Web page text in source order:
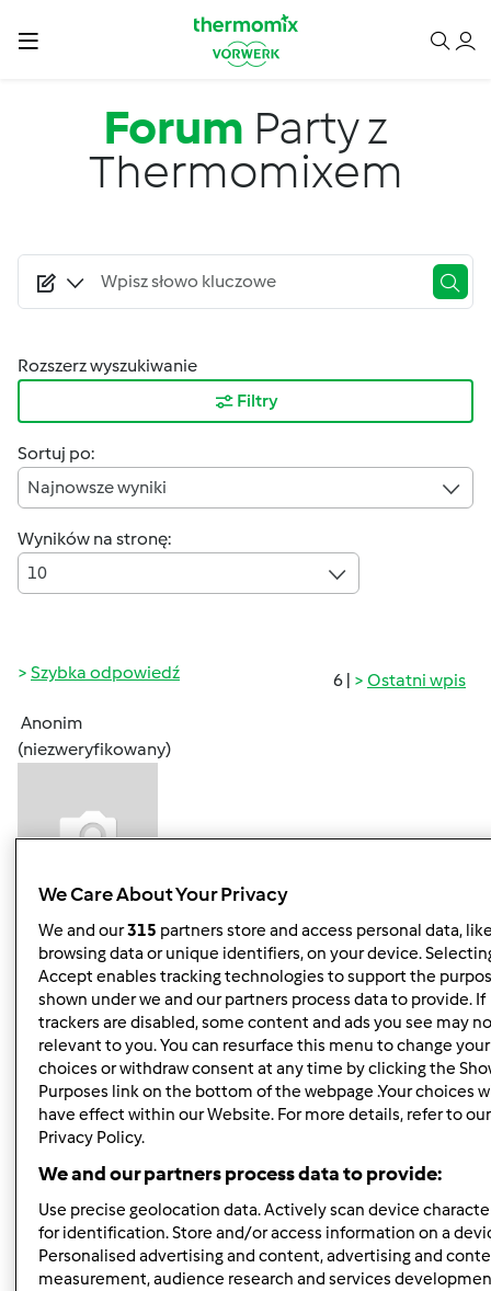
Forum Party z
Thermomixem
Rozszerz wyszukiwanie
Filtry
Sortuj po:
Najnowsze wyniki
Wyników na stronę:
10
6 | Ostatni wpis
Szybka odpowiedź
Anonim
(niezweryfikowany)
pon., 10/25/2010 - 12:11
#1
Korzystając z przepisów na drinki z książki "Napoje" czy
"Tak lubię gotować" możemy zorganizować fantastyczne
przyjęcie.
Góra strony
Zaloguj
komentarze
Pippi (niezweryfikowany)
We Care About Your Privacy
We and our315 partners store and access personal data,
browsing data or unique identifiers, on your device.
Accept enables tracking technologies to support the
shown under we and our partners process data to provide. If
trackers are disabled, some content and ads you see may
relevant to you. You can resurface this menu to change your
choices or withdraw consent at any time by clicking the
Purposes link on the bottom of the webpage .Your choices
have effect within our Website. For more details, refer to our
Privacy Policy.
We and our partners process data to provide:
Use precise geolocation data. Actively scan device
for identification. Store and/or access information on a
Personalised advertising and content, advertising and
measurement, audience research and services